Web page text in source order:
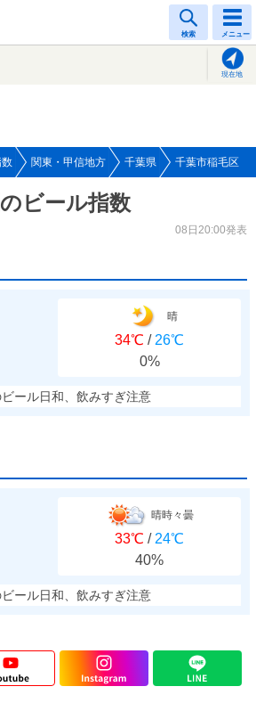
検索 メニュー
現在地
数 関東・甲信地方 千葉県 千葉市稲毛区
ビール指数
08日20:00発表
晴
34℃ / 26℃
0%
ール日和、飲みすぎ注意
晴時々曇
33℃ / 24℃
40%
ール日和、飲みすぎ注意